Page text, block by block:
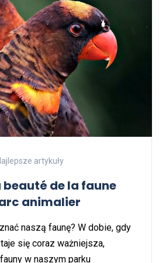
artykuły
beauté de la faune
animalier
naszą faunę? W dobie, gdy
się coraz ważniejsza,
w naszym parku